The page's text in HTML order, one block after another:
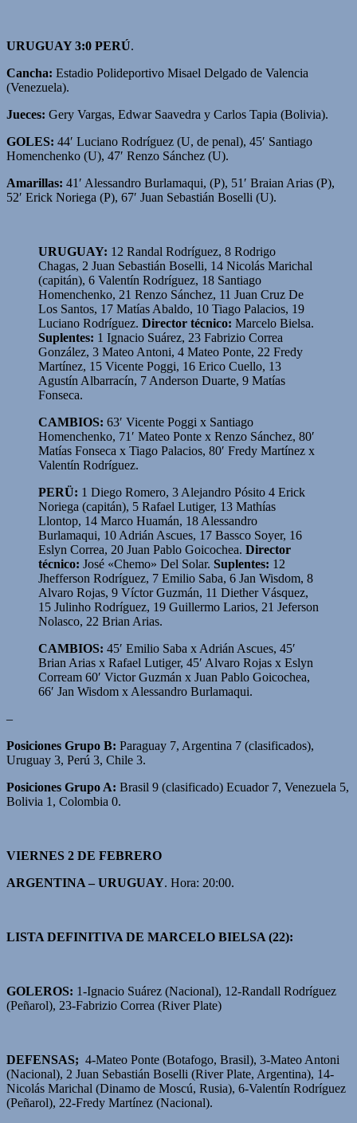
URUGUAY 3:0 PERÚ.
Cancha: Estadio Polideportivo Misael Delgado de Valencia
(Venezuela).
Jueces: Gery Vargas, Edwar Saavedra y Carlos Tapia (Bolivia).
GOLES: 44′ Luciano Rodríguez (U, de penal), 45′ Santiago
Homenchenko (U), 47′ Renzo Sánchez (U).
Amarillas: 41′ Alessandro Burlamaqui, (P), 51′ Braian Arias (P),
52′ Erick Noriega (P), 67′ Juan Sebastián Boselli (U).
URUGUAY: 12 Randal Rodríguez, 8 Rodrigo
Chagas, 2 Juan Sebastián Boselli, 14 Nicolás Marichal
(capitán), 6 Valentín Rodríguez, 18 Santiago
Homenchenko, 21 Renzo Sánchez, 11 Juan Cruz De
Los Santos, 17 Matías Abaldo, 10 Tiago Palacios, 19
Luciano Rodríguez. Director técnico: Marcelo Bielsa.
Suplentes: 1 Ignacio Suárez, 23 Fabrizio Correa
González, 3 Mateo Antoni, 4 Mateo Ponte, 22 Fredy
Martínez, 15 Vicente Poggi, 16 Erico Cuello, 13
Agustín Albarracín, 7 Anderson Duarte, 9 Matías
Fonseca.
CAMBIOS: 63′ Vicente Poggi x Santiago
Homenchenko, 71′ Mateo Ponte x Renzo Sánchez, 80′
Matías Fonseca x Tiago Palacios, 80′ Fredy Martínez x
Valentín Rodríguez.
PERÜ: 1 Diego Romero, 3 Alejandro Pósito 4 Erick
Noriega (capitán), 5 Rafael Lutiger, 13 Mathías
Llontop, 14 Marco Huamán, 18 Alessandro
Burlamaqui, 10 Adrián Ascues, 17 Bassco Soyer, 16
Eslyn Correa, 20 Juan Pablo Goicochea. Director
técnico: José «Chemo» Del Solar. Suplentes: 12
Jhefferson Rodríguez, 7 Emilio Saba, 6 Jan Wisdom, 8
Alvaro Rojas, 9 Víctor Guzmán, 11 Diether Vásquez,
15 Julinho Rodríguez, 19 Guillermo Larios, 21 Jeferson
Nolasco, 22 Brian Arias.
CAMBIOS: 45′ Emilio Saba x Adrián Ascues, 45′
Brian Arias x Rafael Lutiger, 45′ Alvaro Rojas x Eslyn
Corream 60′ Victor Guzmán x Juan Pablo Goicochea,
66′ Jan Wisdom x Alessandro Burlamaqui.
–
Posiciones Grupo B: Paraguay 7, Argentina 7 (clasificados),
Uruguay 3, Perú 3, Chile 3.
Posiciones Grupo A: Brasil 9 (clasificado) Ecuador 7, Venezuela 5,
Bolivia 1, Colombia 0.
VIERNES 2 DE FEBRERO
ARGENTINA – URUGUAY. Hora: 20:00.
LISTA DEFINITIVA DE MARCELO BIELSA (22):
GOLEROS: 1-Ignacio Suárez (Nacional), 12-Randall Rodríguez
(Peñarol), 23-Fabrizio Correa (River Plate)
DEFENSAS; 4-Mateo Ponte (Botafogo, Brasil), 3-Mateo Antoni
(Nacional), 2 Juan Sebastián Boselli (River Plate, Argentina), 14-
Nicolás Marichal (Dinamo de Moscú, Rusia), 6-Valentín Rodríguez
(Peñarol), 22-Fredy Martínez (Nacional).